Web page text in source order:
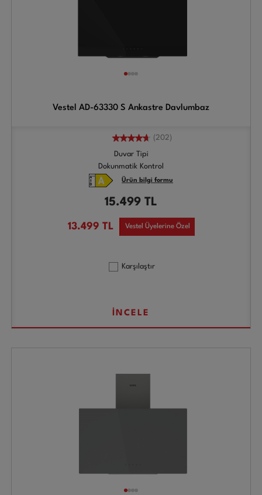
Vestel AD-63330 S Ankastre Davlumbaz
(202)
Duvar Tipi
Dokunmatik Kontrol
Ürün bilgi formu
15.499 TL
13.499 TL Vestel Üyelerine Özel
Karşılaştır
İNCELE